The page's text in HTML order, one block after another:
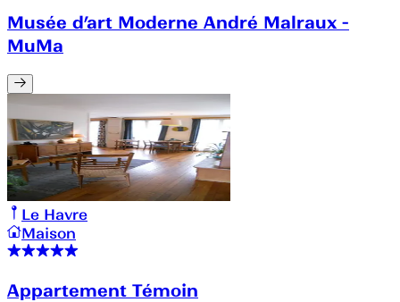
Musée d’art Moderne André Malraux -
MuMa
Le Havre
Maison
Appartement Témoin